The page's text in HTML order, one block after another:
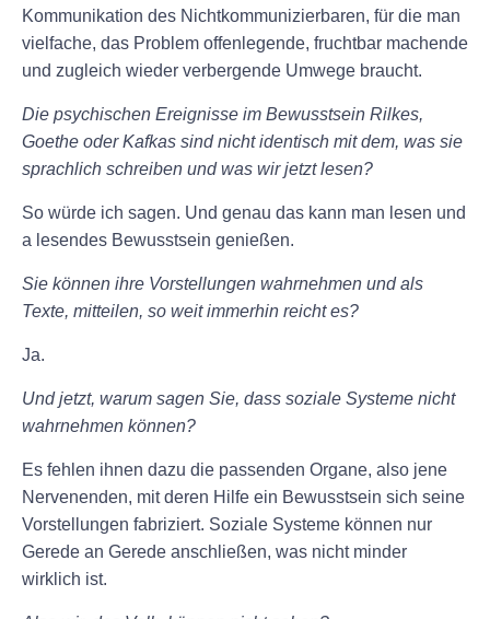
Kommunikation des Nichtkommunizierbaren, für die man
vielfache, das Problem offenlegende, fruchtbar machende
und zugleich wieder verbergende Umwege braucht.
Die psychischen Ereignisse im Bewusstsein Rilkes,
Goethe oder Kafkas sind nicht identisch mit dem, was sie
sprachlich schreiben und was wir jetzt lesen?
So würde ich sagen. Und genau das kann man lesen und
a lesendes Bewusstsein genießen.
Sie können ihre Vorstellungen wahrnehmen und als
Texte, mitteilen, so weit immerhin reicht es?
Ja.
Und jetzt, warum sagen Sie, dass soziale Systeme nicht
wahrnehmen können?
Es fehlen ihnen dazu die passenden Organe, also jene
Nervenenden, mit deren Hilfe ein Bewusstsein sich seine
Vorstellungen fabriziert. Soziale Systeme können nur
Gerede an Gerede anschließen, was nicht minder
wirklich ist.